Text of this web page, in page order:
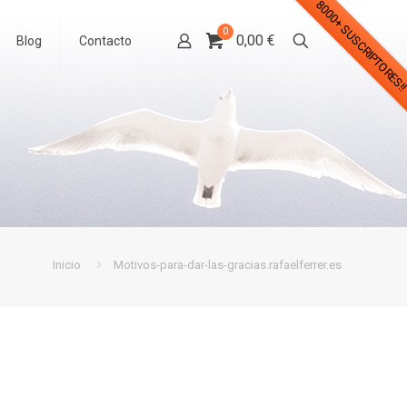
8000+
Blog Contacto
0
0,00 €
Inicio Motivos-para-dar-las-gracias.rafaelferrer.es